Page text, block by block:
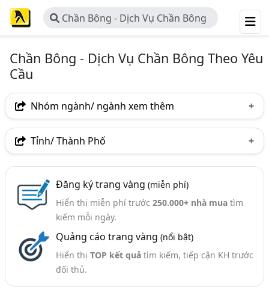
Chần Bông - Dịch Vụ Chần Bông
Theo Yêu Cầu
Chần Bông - Dịch Vụ Chần Bông Theo Yêu
Cầu
Nhóm ngành/ ngành xem thêm
Ngành nghề
Ngành xem thêm
Chăn Ga Gối Đệm - Sản Xuất Và Bán Buôn (584)
Tỉnh/ Thành Phố
Bình Dương
Hưng Yên
Khánh Hòa
Nam Định
Phú Thọ
Tây Ninh
Đăng ký trang vàng (miễn phí)
Hiển thị miễn phí trước 250.000+ nhà muatìm
kiếm mỗi ngày.
Quảng cáo trang vàng (nổi bật)
Hiển thị TOP kết quảtìm kiếm, tiếp cận KH trước
đối thủ.